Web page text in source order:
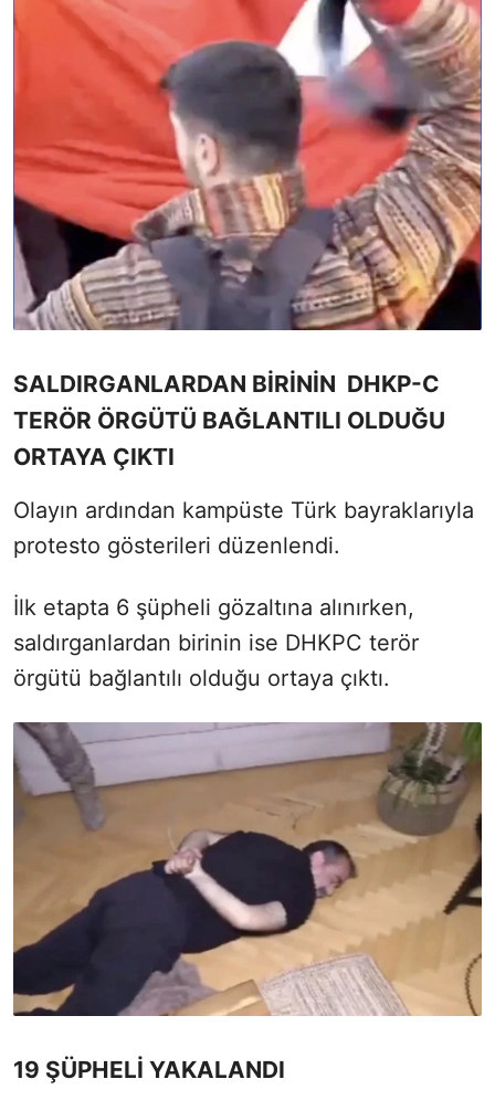
SALDIRGANLARDAN BİRİNİN DHKP-C
TERÖR ÖRGÜTÜ BAĞLANTILI OLDUĞU
ORTAYA ÇIKTI
Olayın ardından kampüste Türk bayraklarıyla
protesto gösterileri düzenlendi.
İlk etapta 6 şüpheli gözaltına alınırken,
saldırganlardan birinin ise DHKPC terör
örgütü bağlantılı olduğu ortaya çıktı.
19 ŞÜPHELİ YAKALANDI